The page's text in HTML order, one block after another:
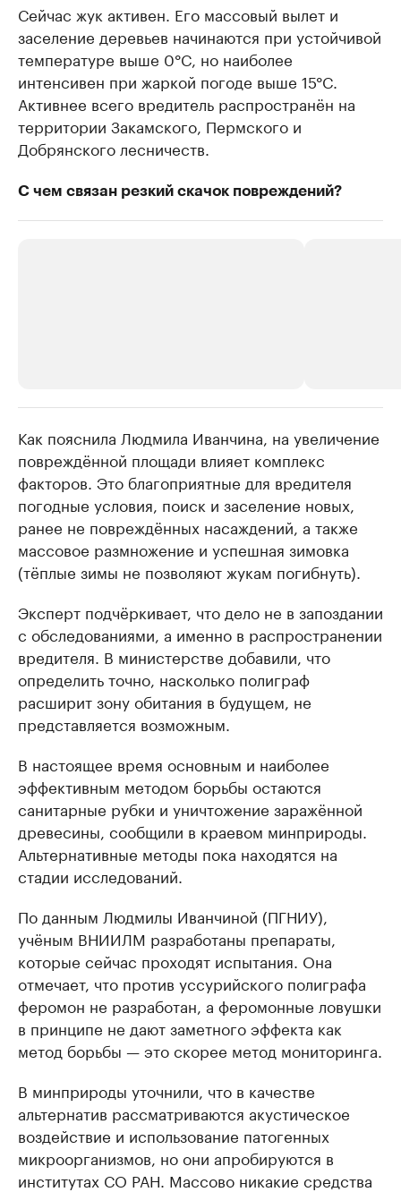
Сейчас жук активен. Его массовый вылет и
заселение деревьев начинаются при устойчивой
температуре выше 0°C, но наиболее
интенсивен при жаркой погоде выше 15°C.
Активнее всего вредитель распространён на
территории Закамского, Пермского и
Добрянского лесничеств.
С чем связан резкий скачок повреждений?
Крупнейшие производители и
продавцы медийной продукции
Ознакомьтесь с информацией в каталоге
Страховые
Посмотрите в
Как пояснила Людмила Иванчина, на увеличение
повреждённой площади влияет комплекс
факторов. Это благоприятные для вредителя
погодные условия, поиск и заселение новых,
ранее не повреждённых насаждений, а также
массовое размножение и успешная зимовка
(тёплые зимы не позволяют жукам погибнуть).
Эксперт подчёркивает, что дело не в запоздании
с обследованиями, а именно в распространении
вредителя. В министерстве добавили, что
определить точно, насколько полиграф
расширит зону обитания в будущем, не
представляется возможным.
В настоящее время основным и наиболее
эффективным методом борьбы остаются
санитарные рубки и уничтожение заражённой
древесины, сообщили в краевом минприроды.
Альтернативные методы пока находятся на
стадии исследований.
По данным Людмилы Иванчиной (ПГНИУ),
учёным ВНИИЛМ разработаны препараты,
которые сейчас проходят испытания. Она
отмечает, что против уссурийского полиграфа
феромон не разработан, а феромонные ловушки
в принципе не дают заметного эффекта как
метод борьбы — это скорее метод мониторинга.
В минприроды уточнили, что в качестве
альтернатив рассматриваются акустическое
воздействие и использование патогенных
микроорганизмов, но они апробируются в
институтах СО РАН. Массово никакие средства